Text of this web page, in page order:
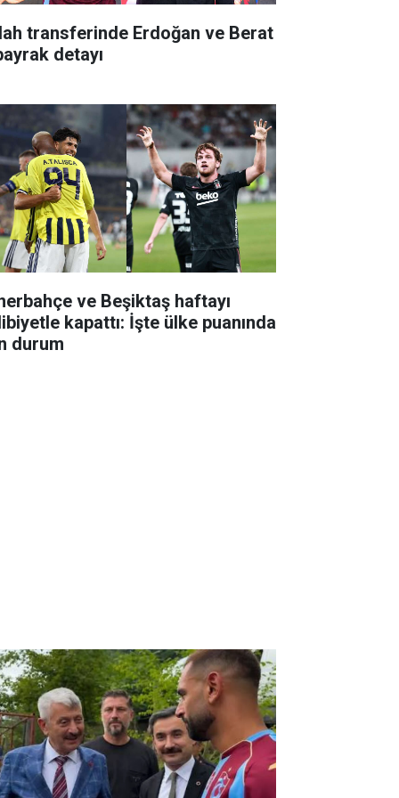
transferinde Erdoğan ve Berat
detayı
ve Beşiktaş haftayı
kapattı: İşte ülke puanında
durum